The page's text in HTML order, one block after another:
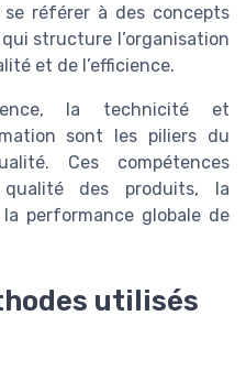
référer à des concepts
qui structure l’organisation
et de l’efficience.
la technicité et
sont les piliers du
Ces compétences
qualité des produits, la
performance globale de
utilisés